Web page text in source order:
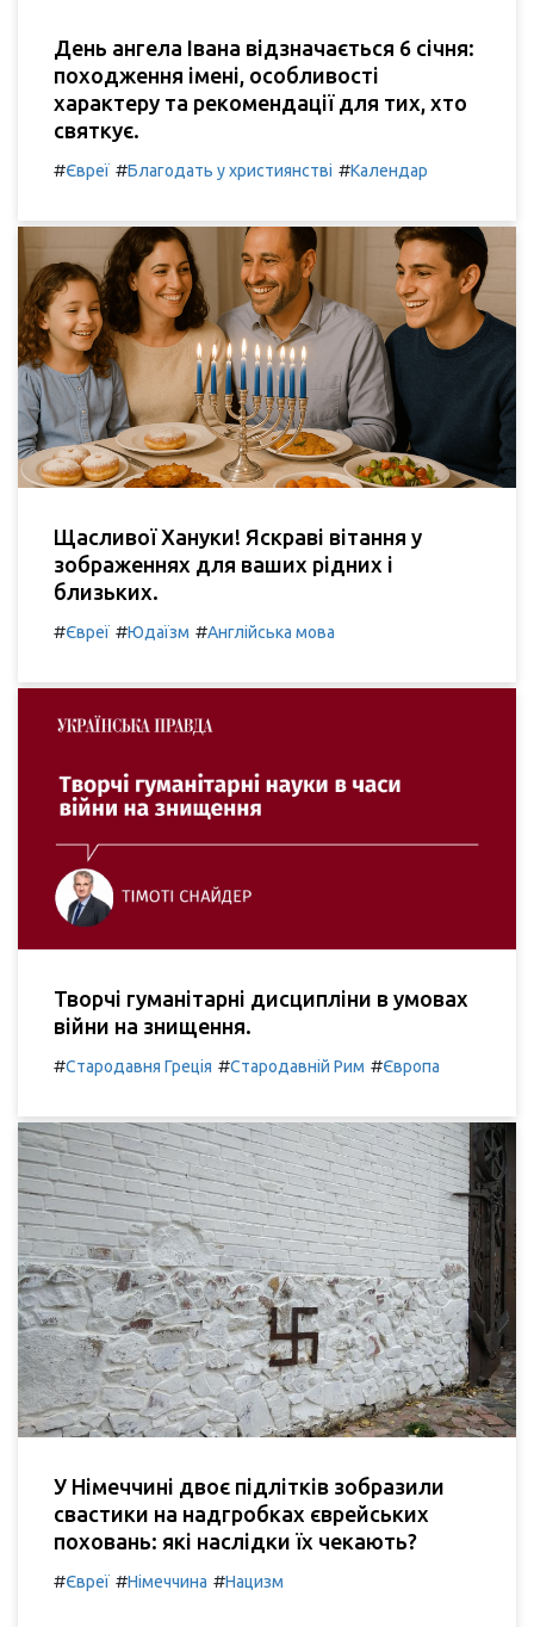
День ангела Івана відзначається 6 січня:
походження імені, особливості
характеру та рекомендації для тих, хто
святкує.
#Євреї #Благодать у християнстві #Календар
Щасливої Хануки! Яскраві вітання у
зображеннях для ваших рідних і
близьких.
#Євреї #Юдаїзм #Англійська мова
Творчі гуманітарні дисципліни в умовах
війни на знищення.
#Стародавня Греція #Стародавній Рим #Європа
У Німеччині двоє підлітків зобразили
свастики на надгробках єврейських
поховань: які наслідки їх чекають?
#Євреї #Німеччина #Нацизм